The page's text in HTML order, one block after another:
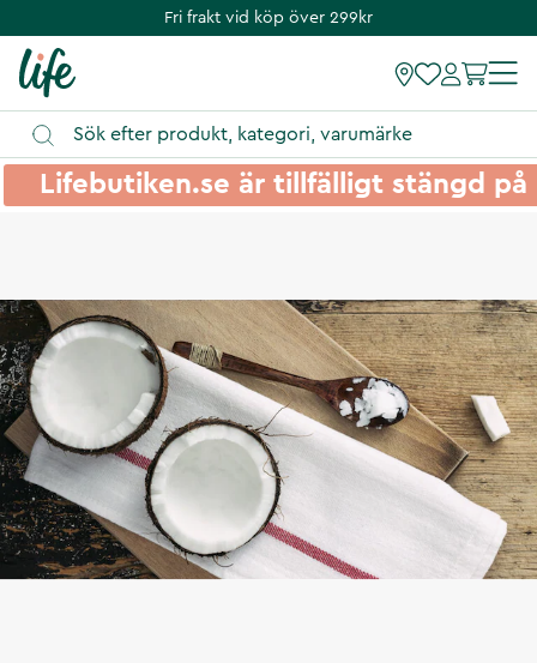
Fri frakt vid köp över 299kr
Lifebutiken.se är tillfälligt stängd